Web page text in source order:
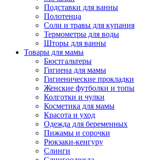
Подставки для ванны
Полотенца
Соли и травы для купания
Термометры для воды
Шторы для ванны
Товары для мамы
Бюстгальтеры
Гигиена для мамы
Гигиенические прокладки
Женские футболки и топы
Колготки и чулки
Косметика для мамы
Красота и уход
Одежда для беременных
Пижамы и сорочки
Рюкзаки-кенгуру
Слинги